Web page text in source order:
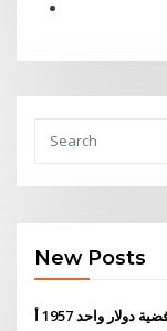
New Posts
دولار واحد 1957 أ